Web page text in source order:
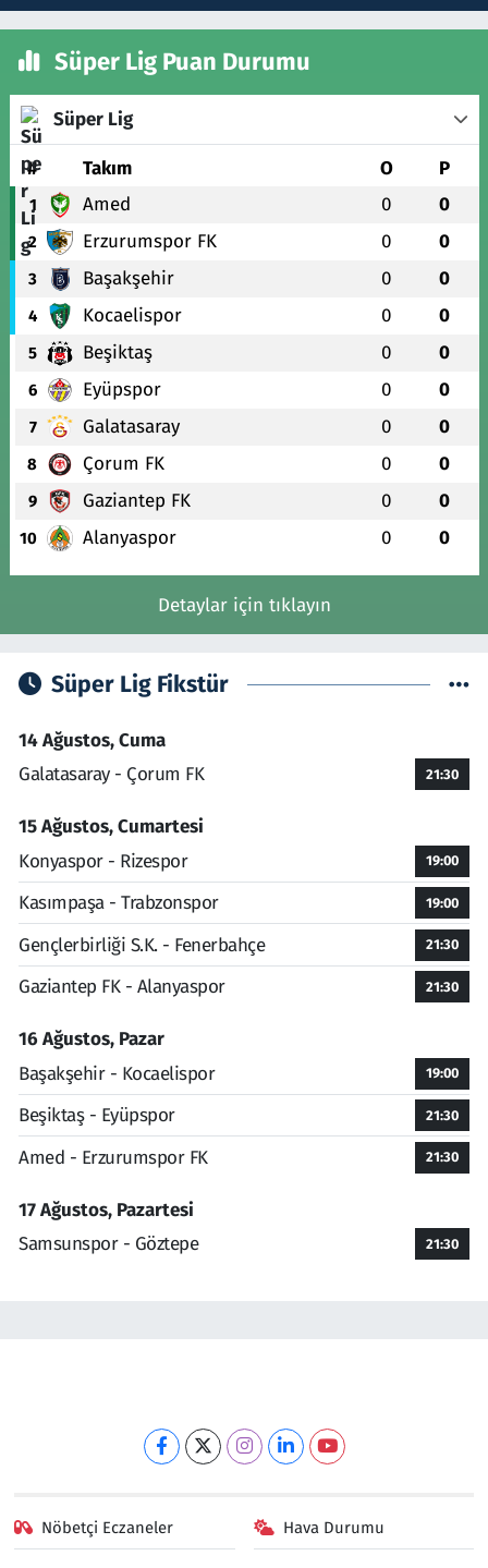
Süper Lig Puan Durumu
Süper Lig
# Takım O P
1 Amed 0 0
2 Erzurumspor FK 0 0
3 Başakşehir 0 0
4 Kocaelispor 0 0
5 Beşiktaş 0 0
6 Eyüpspor 0 0
7 Galatasaray 0 0
8 Çorum FK 0 0
9 Gaziantep FK 0 0
10 Alanyaspor 0 0
Detaylar için tıklayın
Süper Lig Fikstür
14 Ağustos, Cuma
Galatasaray - Çorum FK
21:30
15 Ağustos, Cumartesi
Konyaspor - Rizespor
19:00
Kasımpaşa - Trabzonspor 19:00
Gençlerbirliği S.K. - Fenerbahçe 21:30
Gaziantep FK - Alanyaspor 21:30
16 Ağustos, Pazar
Başakşehir - Kocaelispor
19:00
Beşiktaş - Eyüpspor 21:30
Amed - Erzurumspor FK 21:30
17 Ağustos, Pazartesi
Samsunspor - Göztepe
21:30
Nöbetçi Eczaneler Hava Durumu